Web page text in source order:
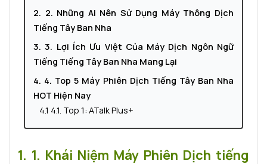
2. 2. Những Ai Nên Sử Dụng Máy Thông Dịch
Tiếng Tây Ban Nha
3. 3. Lợi Ích Ưu Việt Của Máy Dịch Ngôn Ngữ
Tiếng Tiếng Tây Ban Nha Mang Lại
4. 4. Top 5 Máy Phiên Dịch Tiếng Tây Ban Nha
HOT Hiện Nay
4.1 4.1. Top 1: ATalk Plus+
4.2 4.2 Top 2: ATalk One
4.3 4.3 Top 3: ATalk Lite
1. 1. Khái Niệm Máy Phiên Dịch tiếng